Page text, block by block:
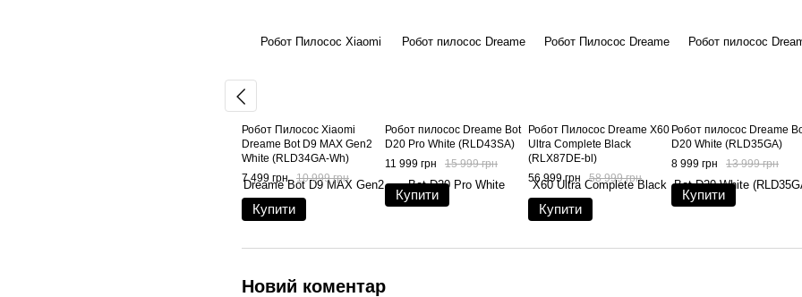
Робот Пилосос Xiaomi
Dreame Bot D9 MAX Gen2
White (RLD34GA-Wh)
7 499 грн
10 999 грн
Купити
Робот пилосос Dreame Bot
D20 Pro White (RLD43SA)
11 999 грн
15 999 грн
Купити
Робот Пилосос Dreame X60
Ultra Complete Black
(RLX87DE-bl)
56 999 грн
58 999 грн
Купити
Робот пилосос Dreame
D20 White (RLD35GA)
8 999 грн
13 999 грн
Купити
Новий коментар